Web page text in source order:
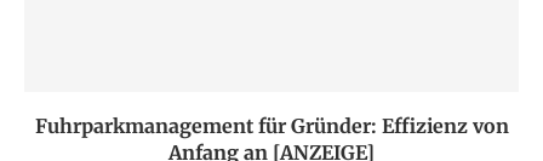
Fuhrparkmanagement für Gründer: Effizienz von
Anfang an [ANZEIGE]